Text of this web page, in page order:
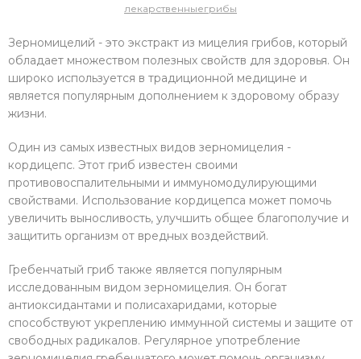
лекарственныегрибы
Зерномицелий - это экстракт из мицелия грибов, который
обладает множеством полезных свойств для здоровья. Он
широко используется в традиционной медицине и
является популярным дополнением к здоровому образу
жизни.
Один из самых известных видов зерномицелия -
кордицепс. Этот гриб известен своими
противовоспалительными и иммуномодулирующими
свойствами. Использование кордицепса может помочь
увеличить выносливость, улучшить общее благополучие и
защитить организм от вредных воздействий.
Гребенчатый гриб также является популярным
исследованным видом зерномицелия. Он богат
антиоксидантами и полисахаридами, которые
способствуют укреплению иммунной системы и защите от
свободных радикалов. Регулярное употребление